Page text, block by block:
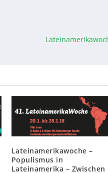
Lateinamerikawoche –
Populismus in
Lateinamerika – Zwischen